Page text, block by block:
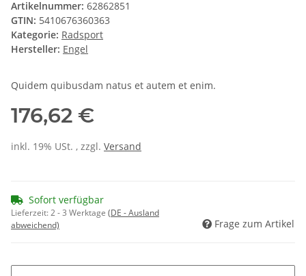
Artikelnummer: 62862851
GTIN: 5410676360363
Kategorie: Radsport
Hersteller: Engel
Quidem quibusdam natus et autem et enim.
176,62 €
inkl. 19% USt. , zzgl. Versand
Sofort verfügbar
Lieferzeit:2 - 3 Werktage (DE - Ausland
abweichend)
Frage zum Artikel